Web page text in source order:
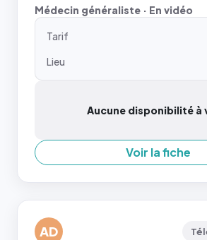
Médecin généraliste · En vidéo
Tarif
Lieu
Aucune disponibilité à
Voir la fiche
AD